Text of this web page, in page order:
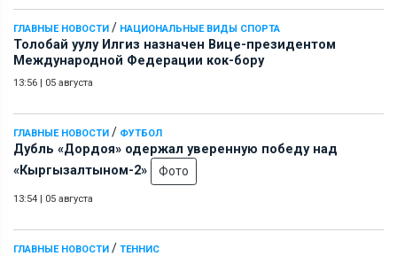
ГЛАВНЫЕ НОВОСТИ / НАЦИОНАЛЬНЫЕ ВИДЫ СПОРТА
Толобай уулу Илгиз назначен Вице-президентом
Международной Федерации кок-бору
13:56 | 05 августа
ГЛАВНЫЕ НОВОСТИ / ФУТБОЛ
Дубль «Дордоя» одержал уверенную победу над
«Кыргызалтыном-2»
Фото
13:54 | 05 августа
ГЛАВНЫЕ НОВОСТИ / ТЕННИС